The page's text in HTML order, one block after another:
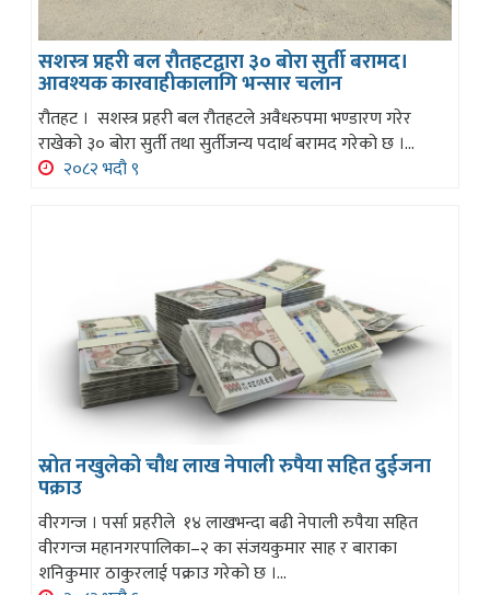
सशस्त्र प्रहरी बल रौतहटद्वारा ३० बोरा सुर्ती बरामद।
आवश्यक कारवाहीकालागि भन्सार चलान
रौतहट । सशस्त्र प्रहरी बल रौतहटले अवैधरुपमा भण्डारण गरेर
राखेको ३० बोरा सुर्ती तथा सुर्तीजन्य पदार्थ बरामद गरेको छ ।...
२०८२ भदौ ९
स्रोत नखुलेको चौध लाख नेपाली रुपैया सहित दुईजना
पक्राउ
वीरगन्ज । पर्सा प्रहरीले १४ लाखभन्दा बढी नेपाली रुपैया सहित
वीरगन्ज महानगरपालिका–२ का संजयकुमार साह र बाराका
शनिकुमार ठाकुरलाई पक्राउ गरेको छ ।...